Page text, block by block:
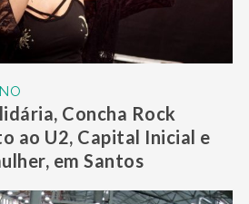
Concha Rock
ao U2, Capital Inicial e
em Santos